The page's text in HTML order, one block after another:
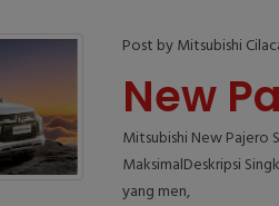
Post by Mitsubishi
New
Mitsubishi New Pajero
MaksimalDeskripsi
yang men,